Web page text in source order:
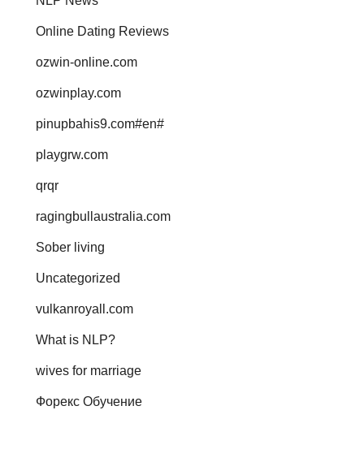
Online Dating Reviews
ozwin-online.com
ozwinplay.com
pinupbahis9.com#en#
playgrw.com
qrqr
ragingbullaustralia.com
Sober living
Uncategorized
vulkanroyall.com
What is NLP?
wives for marriage
Форекс Обучение